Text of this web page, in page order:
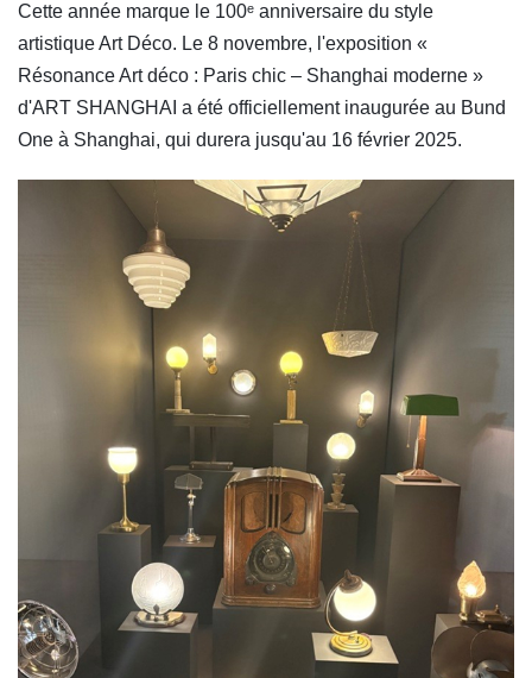
Cette année marque le 100ᵉ anniversaire du style
artistique Art Déco. Le 8 novembre, l'exposition «
Résonance Art déco : Paris chic – Shanghai moderne »
d'ART SHANGHAI a été officiellement inaugurée au Bund
One à Shanghai, qui durera jusqu'au 16 février 2025.